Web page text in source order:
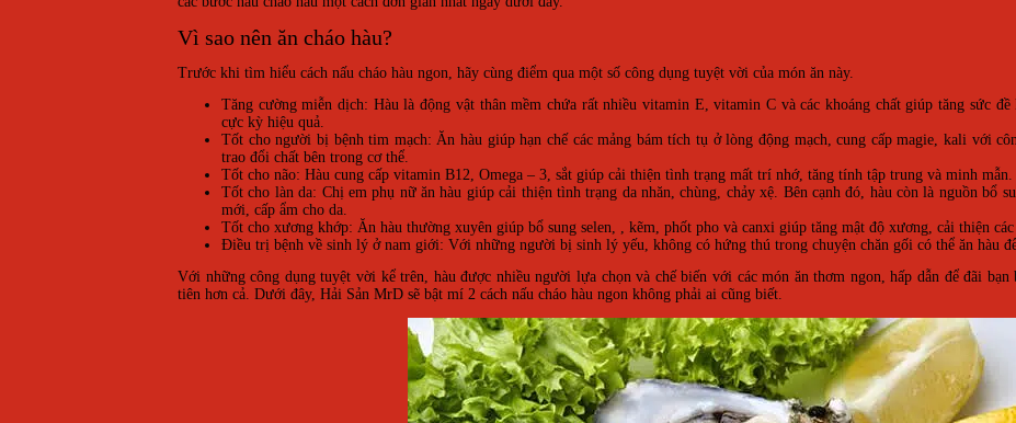
Vì sao nên ăn cháo hàu?
Trước khi tìm hiểu cách nấu cháo hàu ngon, hãy cùng điểm qua một số công dụng tuyệt vời của món ăn này.
Tăng cường miễn dịch: Hàu là động vật thân mềm chứa rất nhiều vitamin E, vitamin C và các khoáng chất giúp tăng sức
cực kỳ hiệu quả.
Tốt cho người bị bệnh tim mạch: Ăn hàu giúp hạn chế các mảng bám tích tụ ở lòng động mạch, cung cấp magie, kali với
trao đổi chất bên trong cơ thể.
Tốt cho não: Hàu cung cấp vitamin B12, Omega – 3, sắt giúp cải thiện tình trạng mất trí nhớ, tăng tính tập trung và minh mẫn.
Tốt cho làn da: Chị em phụ nữ ăn hàu giúp cải thiện tình trạng da nhăn, chùng, chảy xệ. Bên cạnh đó, hàu còn là nguồn bổ
mới, cấp ẩm cho da.
Tốt cho xương khớp: Ăn hàu thường xuyên giúp bổ sung selen, , kẽm, phốt pho và canxi giúp tăng mật độ xương, cải thiện
Điều trị bệnh về sinh lý ở nam giới: Với những người bị sinh lý yếu, không có hứng thú trong chuyện chăn gối có thể ăn hàu
Với những công dụng tuyệt vời kể trên, hàu được nhiều người lựa chọn và chế biến với các món ăn thơm ngon, hấp dẫn để đãi
tiên hơn cả. Dưới đây, Hải Sản MrD sẽ bật mí 2 cách nấu cháo hàu ngon không phải ai cũng biết.